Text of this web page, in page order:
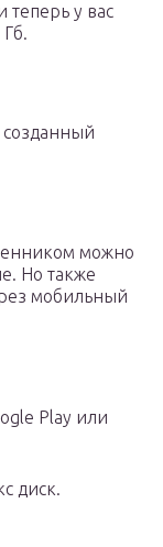
у вас
созданный
можно
Но также
мобильный
Play или
диск.